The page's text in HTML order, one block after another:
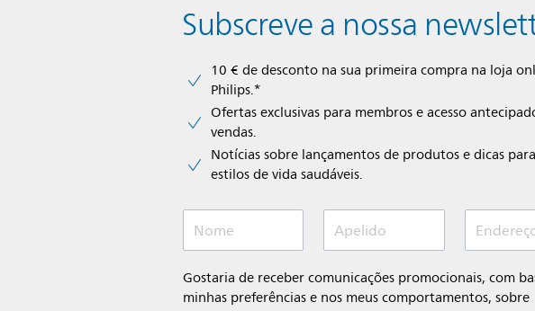
Subscreve a nossa
10 € de desconto na sua primeira compra na loja
Philips.*
Ofertas exclusivas para membros e acesso
vendas.
Notícias sobre lançamentos de produtos e dicas para
estilos de vida saudáveis.
Nome Apelido
Gostaria de receber comunicações promocionais, com
minhas preferências e nos meus comportamentos, sobre